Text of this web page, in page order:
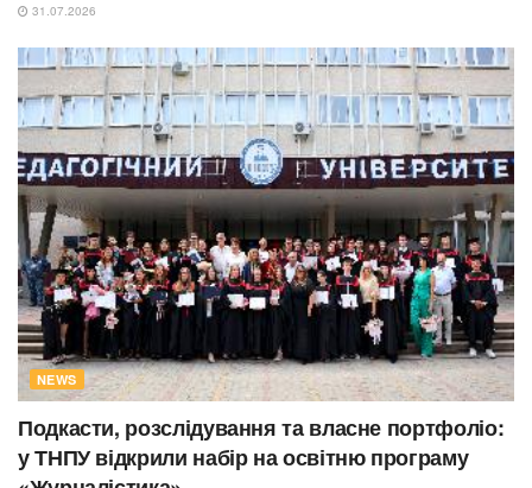
31.07.2026
NEWS
Подкасти, розслідування та власне портфоліо:
у ТНПУ відкрили набір на освітню програму